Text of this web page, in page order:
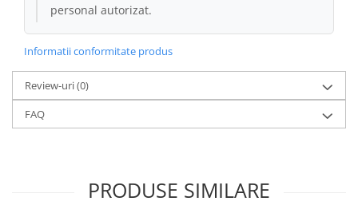
personal autorizat.
Informatii conformitate produs
Review-uri(0)
FAQ
PRODUSE SIMILARE